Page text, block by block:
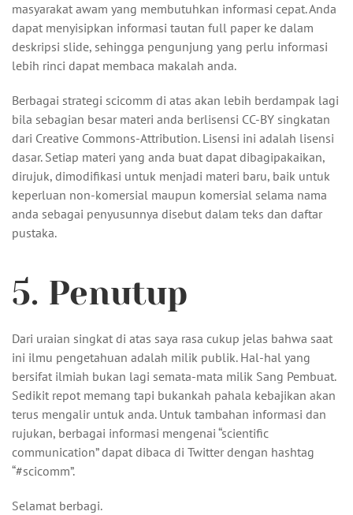
masyarakat awam yang membutuhkan informasi cepat. Anda
dapat menyisipkan informasi tautan full paper ke dalam
deskripsi slide, sehingga pengunjung yang perlu informasi
lebih rinci dapat membaca makalah anda.
Berbagai strategi scicomm di atas akan lebih berdampak lagi
bila sebagian besar materi anda berlisensi CC-BY singkatan
dari Creative Commons-Attribution. Lisensi ini adalah lisensi
dasar. Setiap materi yang anda buat dapat dibagipakaikan,
dirujuk, dimodifikasi untuk menjadi materi baru, baik untuk
keperluan non-komersial maupun komersial selama nama
anda sebagai penyusunnya disebut dalam teks dan daftar
pustaka.
5. Penutup
Dari uraian singkat di atas saya rasa cukup jelas bahwa saat
ini ilmu pengetahuan adalah milik publik. Hal-hal yang
bersifat ilmiah bukan lagi semata-mata milik Sang Pembuat.
Sedikit repot memang tapi bukankah pahala kebajikan akan
terus mengalir untuk anda. Untuk tambahan informasi dan
rujukan, berbagai informasi mengenai “scientific
communication” dapat dibaca di Twitter dengan hashtag
“#scicomm”.
Selamat berbagi.